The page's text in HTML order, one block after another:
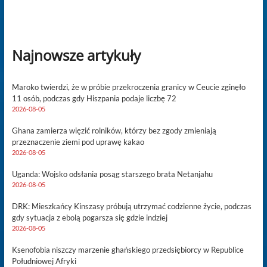
Najnowsze artykuły
Maroko twierdzi, że w próbie przekroczenia granicy w Ceucie zginęło
11 osób, podczas gdy Hiszpania podaje liczbę 72
2026-08-05
Ghana zamierza więzić rolników, którzy bez zgody zmieniają
przeznaczenie ziemi pod uprawę kakao
2026-08-05
Uganda: Wojsko odsłania posąg starszego brata Netanjahu
2026-08-05
DRK: Mieszkańcy Kinszasy próbują utrzymać codzienne życie, podczas
gdy sytuacja z ebolą pogarsza się gdzie indziej
2026-08-05
Ksenofobia niszczy marzenie ghańskiego przedsiębiorcy w Republice
Południowej Afryki